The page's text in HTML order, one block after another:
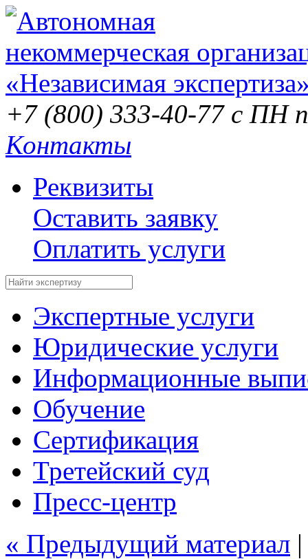
+7 (800) 333-40-77 с ПН
Контакты
Реквизиты
Оставить заявку
Оплатить услуги
Экспертные услуги
Юридические услуги
Информационные
Обучение
Сертификация
Третейский суд
Пресс-центр
« Предыдущий материал